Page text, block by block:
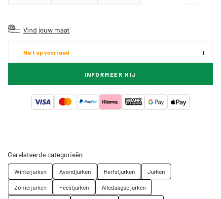
Vind jouw maat
Niet op voorraad
INFORMEER MIJ
Gerelateerde categorieën
Winterjurken Avondjurken Herfstjurken
Jurken
Zomerjurken
Feestjurken
Alledaagse jurken